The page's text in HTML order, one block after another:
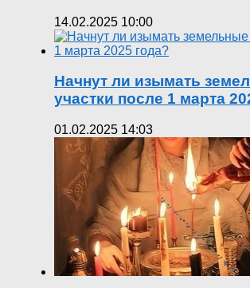
14.02.2025 10:00
Начнут ли изымать
участки после 1 марта
01.02.2025 14:03